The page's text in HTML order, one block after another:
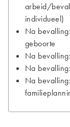
arbeid/
individueel)
Na
geboorte
Na
Na
Na